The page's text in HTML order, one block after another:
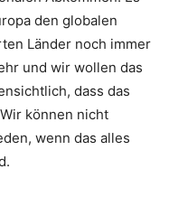
den globalen
Länder noch immer
und wir wollen das
dass das
können nicht
wenn das alles